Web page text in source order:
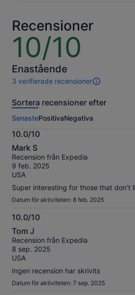
ett
lägre
pris
när
väljer
flera
Recensioner
10/10
10
10
Enastående
3 verifierade recensioner
3
av
här
aktiviteten.
Mer
information
om
våra
verifierade
Sortera recensioner efter
SenastePositivaNegativa
10.0/10
10.0
av
10
Mark S
Recension från Expedia
9 feb. 2025
USA
Super interesting for those that don’t
Datum för aktiviteten: 8 feb. 2025
10.0/10
10.0
av
10
Tom J
Recension från Expedia
8 sep. 2025
USA
Ingen recension har skrivits
Datum för aktiviteten: 7 sep. 2025